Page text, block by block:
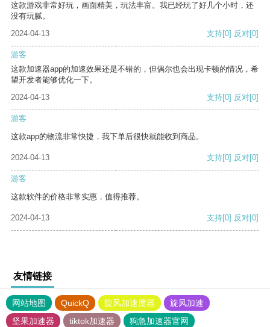
这款游戏非常好玩，画面精美，玩法丰富。我已经玩了好几个小时，还
没有玩腻。
2024-04-13
支持[0] 反对[0]
游客
这款加速器app的加速效果还是不错的，但偶尔也会出现卡顿的情况，希
望开发者能够优化一下。
2024-04-13
支持[0] 反对[0]
游客
这款app的物流非常快捷，我下单后很快就能收到商品。
2024-04-13 支持[0] 反对[0]
游客
这款软件的价格非常实惠，值得推荐。
2024-04-13 支持[0] 反对[0]
友情链接
网站地图 QuickQ 旋风加速度器
旋风加速
坚果加速器
tiktok加速器
狗急加速器官网